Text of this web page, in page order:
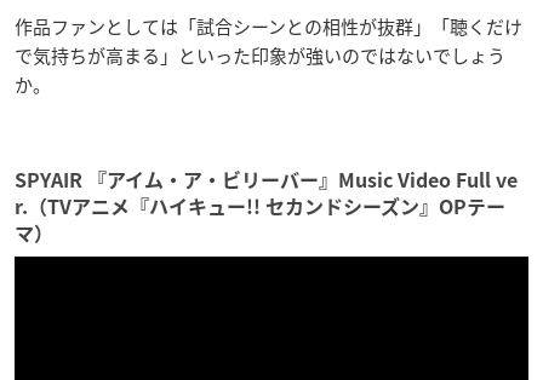
作品ファンとしては「試合シーンとの相性が抜群」「聴くだけ
で気持ちが高まる」といった印象が強いのではないでしょう
か。
SPYAIR 『アイム・ア・ビリーバー』Music Video Full ve
r.（TVアニメ『ハイキュー!! セカンドシーズン』OPテー
マ）